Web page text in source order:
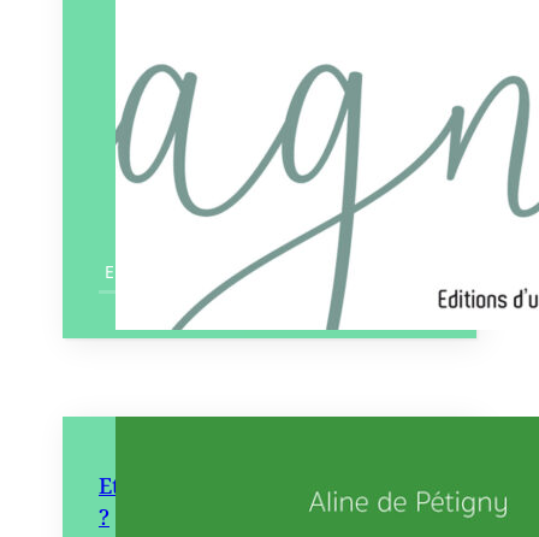
En savoir plus
Et s’il y avait un lien entre nous
?